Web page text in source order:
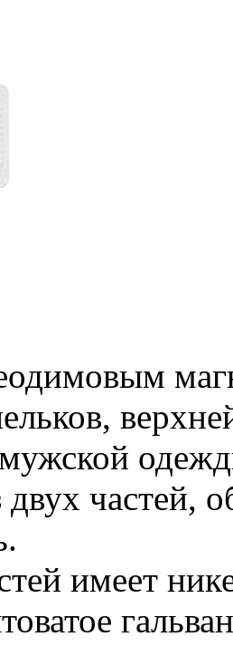
двух частей,
имеет